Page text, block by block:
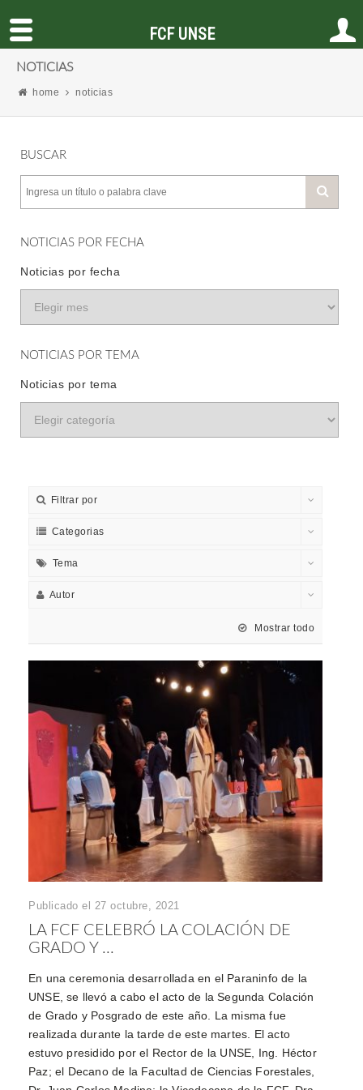
NOTICIAS
home noticias
BUSCAR
NOTICIAS POR FECHA
Noticias por fecha
NOTICIAS POR TEMA
Noticias por tema
Filtrar por
Categorias
Tema
Autor
Mostrar todo
Publicado el 27 octubre, 2021
LA FCF CELEBRÓ LA COLACIÓN DE
GRADO Y ...
En una ceremonia desarrollada en el Paraninfo de la
UNSE, se llevó a cabo el acto de la Segunda Colación
de Grado y Posgrado de este año. La misma fue
realizada durante la tarde de este martes. El acto
estuvo presidido por el Rector de la UNSE, Ing. Héctor
Paz; el Decano de la Facultad de Ciencias Forestales,
FCF UNSE